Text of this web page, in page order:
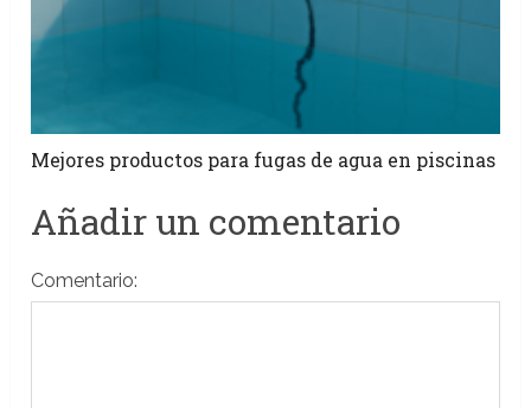
Mejores productos para fugas de agua en piscinas
Añadir un comentario
Comentario: